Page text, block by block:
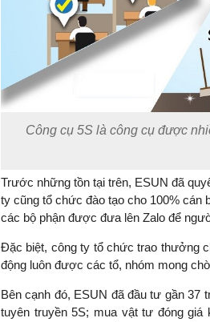
Công cụ 5S là công cụ được
Trước những tồn tại trên, ESUN đã
ty cũng tổ chức đào tạo cho 100% cán
các bộ phận được đưa lên Zalo để
Đặc biệt, công ty tổ chức trao thưởng
động luôn được các tổ, nhóm mong
Bên cạnh đó, ESUN đã đầu tư gần 37
tuyên truyền 5S; mua vật tư đóng
Viện Kinh tế Tài chính